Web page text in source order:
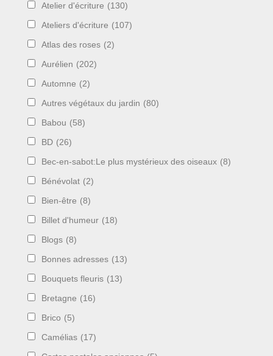
Atelier d'écriture (130)
Ateliers d'écriture (107)
Atlas des roses (2)
Aurélien (202)
Automne (2)
Autres végétaux du jardin (80)
Babou (58)
BD (26)
Bec-en-sabot:Le plus mystérieux des oiseaux (8)
Bénévolat (2)
Bien-être (8)
Billet d'humeur (18)
Blogs (8)
Bonnes adresses (13)
Bouquets fleuris (13)
Bretagne (16)
Brico (5)
Camélias (17)